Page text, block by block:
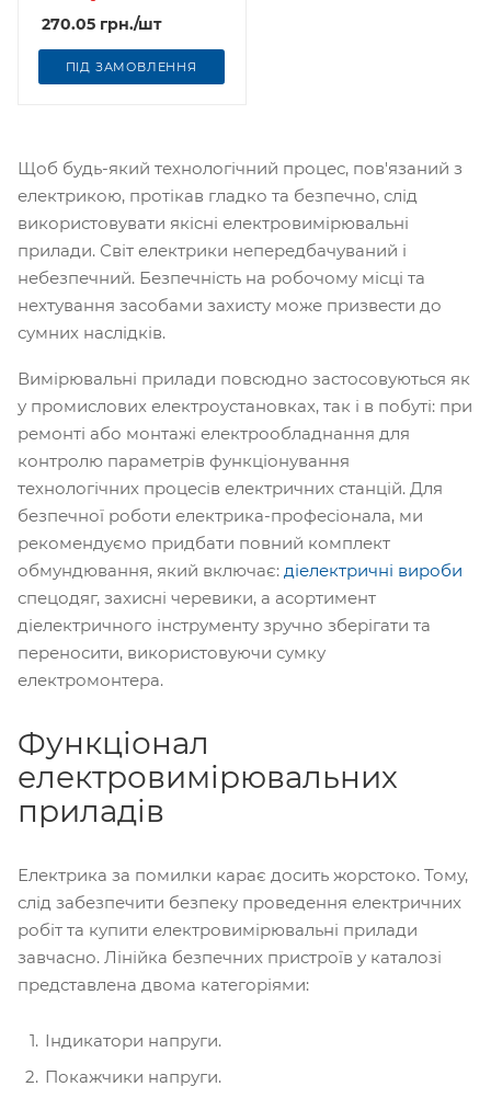
270.05 грн./шт
ПІД ЗАМОВЛЕННЯ
Щоб будь-який технологічний процес, пов'язаний з
електрикою, протікав гладко та безпечно, слід
використовувати якісні електровимірювальні
прилади. Світ електрики непередбачуваний і
небезпечний. Безпечність на робочому місці та
нехтування засобами захисту може призвести до
сумних наслідків.
Вимірювальні прилади повсюдно застосовуються як
у промислових електроустановках, так і в побуті: при
ремонті або монтажі електрообладнання для
контролю параметрів функціонування
технологічних процесів електричних станцій. Для
безпечної роботи електрика-професіонала, ми
рекомендуємо придбати повний комплект
обмундювання, який включає: діелектричні вироби
спецодяг, захисні черевики, а асортимент
діелектричного інструменту зручно зберігати та
переносити, використовуючи сумку
електромонтера.
Функціонал
електровимірювальних
приладів
Електрика за помилки карає досить жорстоко. Тому,
слід забезпечити безпеку проведення електричних
робіт та купити електровимірювальні прилади
завчасно. Лінійка безпечних пристроїв у каталозі
представлена ​​двома категоріями:
Індикатори напруги.
Покажчики напруги.